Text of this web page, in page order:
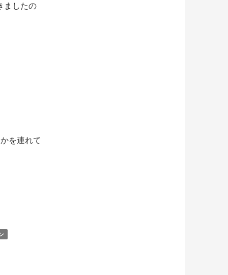
ましたの
を連れて